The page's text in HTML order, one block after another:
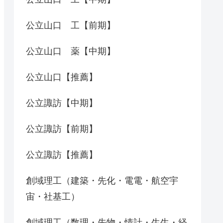
公立山口 工【前期】
公立山口 薬【中期】
公立山口【推薦】
公立諏訪【中期】
公立諏訪【前期】
公立諏訪【推薦】
創域理工（建築・先化・電電・航空宇
宙・社基工）